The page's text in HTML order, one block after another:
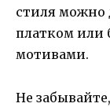
стиля можно
платком или
мотивами.
Не